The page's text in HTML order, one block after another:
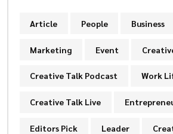
Article People Business
Marketing Event
Creative Talk Podcast Work
Creative Talk Live
Editors Pick Leader